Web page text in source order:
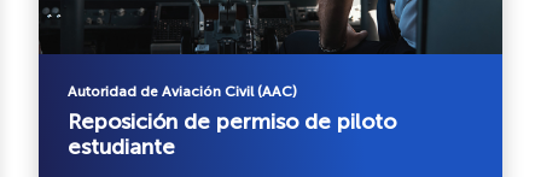
Autoridad de Aviación Civil (AAC)
Reposición de permiso de piloto
estudiante